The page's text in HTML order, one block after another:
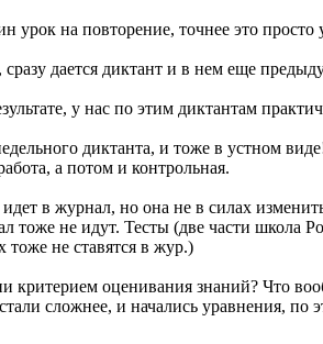
урок на повторение, точнее это просто
дается диктант и в нем еще
у нас по этим диктантам
диктанта, и тоже в устном
а потом и контрольная.
в журнал, но она не в силах
тоже не идут. Тесты (две части школа
тоже не ставятся в жур.)
критерием оценивания знаний? Что
сложнее, и начались уравнения, по